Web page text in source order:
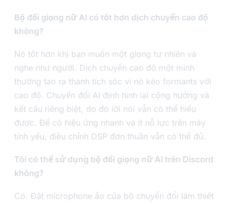
Bộ đổi giọng nữ AI có tốt hơn dịch chuyển cao độ
không?
Nó tốt hơn khi bạn muốn một giọng tự nhiên và
nghe như người. Dịch chuyển cao độ một mình
thường tạo ra thành tích sóc vì nó kéo formants với
cao độ. Chuyển đổi AI định hình lại cộng hưởng và
kết cấu riêng biệt, do đó lời nói vẫn có thể hiểu
được. Để có hiệu ứng nhanh và ít nỗ lực trên máy
tính yếu, điều chỉnh DSP đơn thuần vẫn có thể đủ.
Tôi có thể sử dụng bộ đổi giọng nữ AI trên Discord
không?
Có. Đặt microphone ảo của bộ chuyển đổi làm thiết